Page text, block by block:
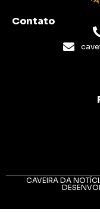
Contato
CAVEIRA DA